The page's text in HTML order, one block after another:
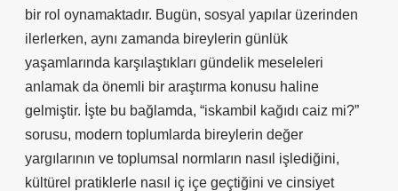
bir rol oynamaktadır. Bugün, sosyal yapılar üzerinden
ilerlerken, aynı zamanda bireylerin günlük
yaşamlarında karşılaştıkları gündelik meseleleri
anlamak da önemli bir araştırma konusu haline
gelmiştir. İşte bu bağlamda, “iskambil kağıdı caiz mi?”
sorusu, modern toplumlarda bireylerin değer
yargılarının ve toplumsal normların nasıl işlediğini,
kültürel pratiklerle nasıl iç içe geçtiğini ve cinsiyet